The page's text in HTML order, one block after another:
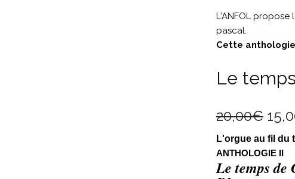
L'ANFOL
pascal.
Cette
Le
20,00€
L'orgue au fil du
ANTHOLOGIE II
Le temps de